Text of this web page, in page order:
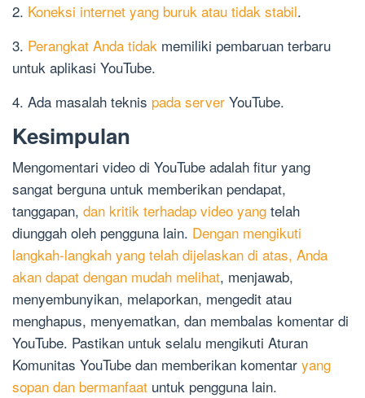
2. Koneksi internet yang buruk atau tidak stabil.
3. Perangkat Anda tidak memiliki pembaruan terbaru
untuk aplikasi YouTube.
4. Ada masalah teknis pada server YouTube.
Kesimpulan
Mengomentari video di YouTube adalah fitur yang
sangat berguna untuk memberikan pendapat,
tanggapan, dan kritik terhadap video yang telah
diunggah oleh pengguna lain. Dengan mengikuti
langkah-langkah yang telah dijelaskan di atas, Anda
akan dapat dengan mudah melihat, menjawab,
menyembunyikan, melaporkan, mengedit atau
menghapus, menyematkan, dan membalas komentar di
YouTube. Pastikan untuk selalu mengikuti Aturan
Komunitas YouTube dan memberikan komentar yang
sopan dan bermanfaat untuk pengguna lain.